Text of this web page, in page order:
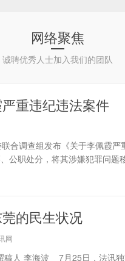
网络聚焦
诚聘优秀人士加入我们的团队
重违纪违法案件
合调查组发布《关于李佩霞
职处分，将其涉嫌犯罪问题
的民生状况
网
人 李海波 7月25日，法讯独